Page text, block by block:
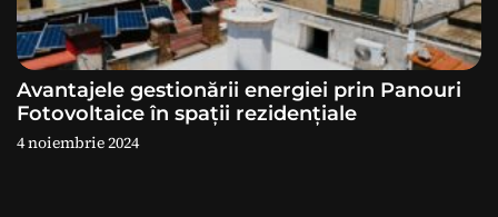
Avantajele gestionării energiei prin Panouri
Fotovoltaice în spații rezidențiale
4 noiembrie 2024